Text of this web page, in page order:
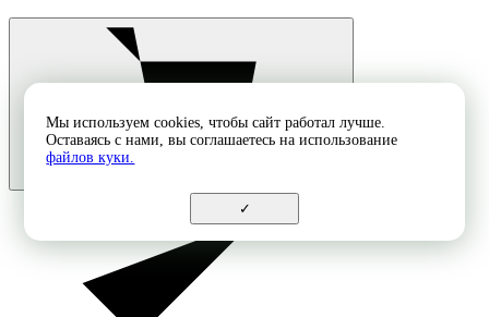
Мы используем cookies, чтобы сайт работал лучше.
Оставаясь с нами, вы соглашаетесь на использование
файлов куки.
✓